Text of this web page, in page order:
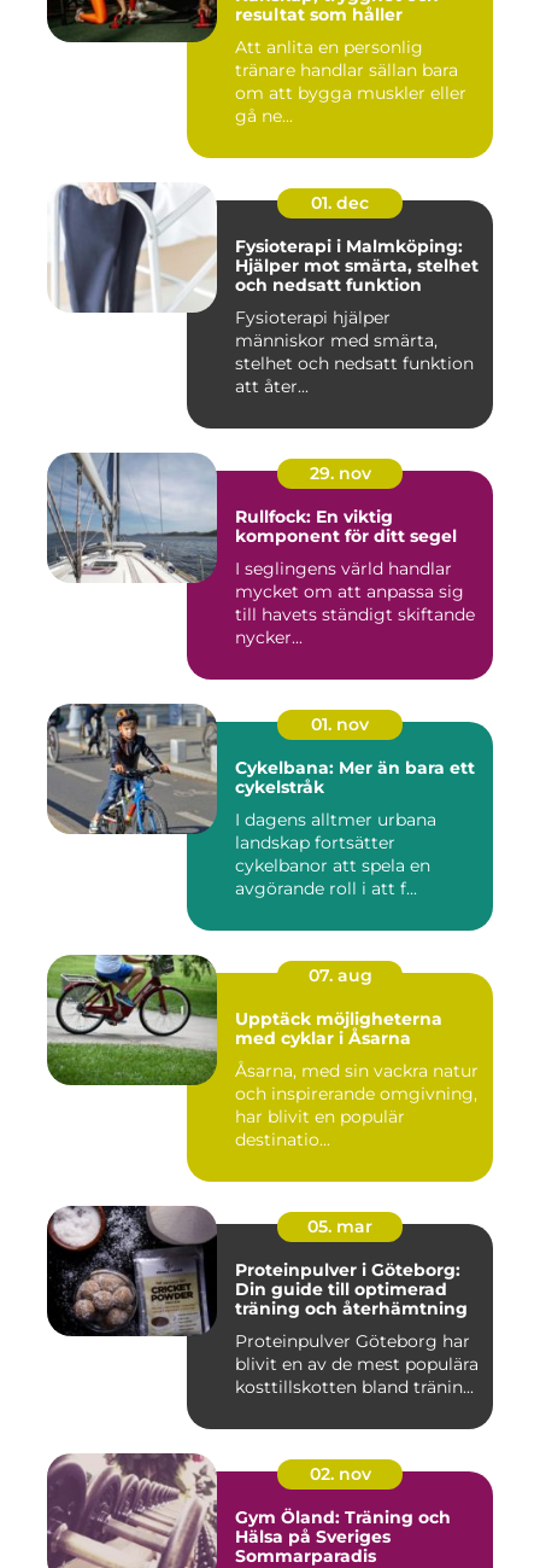
resultat som håller
Att anlita en personlig
tränare handlar sällan bara
om att bygga muskler eller
gå ne...
01. dec
Fysioterapi i Malmköping:
Hjälper mot smärta, stelhet
och nedsatt funktion
Fysioterapi hjälper
människor med smärta,
stelhet och nedsatt funktion
att åter...
29. nov
Rullfock: En viktig
komponent för ditt segel
I seglingens värld handlar
mycket om att anpassa sig
till havets ständigt skiftande
nycker...
01. nov
Cykelbana: Mer än bara ett
cykelstråk
I dagens alltmer urbana
landskap fortsätter
cykelbanor att spela en
avgörande roll i att f...
07. aug
Upptäck möjligheterna
med cyklar i Åsarna
Åsarna, med sin vackra natur
och inspirerande omgivning,
har blivit en populär
destinatio...
05. mar
Proteinpulver i Göteborg:
Din guide till optimerad
träning och återhämtning
Proteinpulver Göteborg har
blivit en av de mest populära
kosttillskotten bland tränin...
02. nov
Gym Öland: Träning och
Hälsa på Sveriges
Sommarparadis